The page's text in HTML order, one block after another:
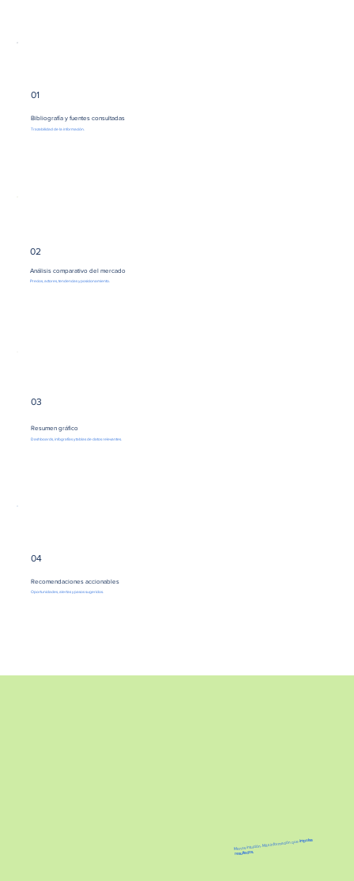
01
Bibliografía y fuentes consultadas
Trazabilidad de la información.
02
Análisis comparativo del mercado
Precios, actores, tendencias y posicionamiento.
03
Resumen gráfico
Dashboards, infografías y tablas de datos relevantes.
04
Recomendaciones accionables
Oportunidades, alertas y pasos sugeridos.
Menos intuición. Más información queimpulsa
resultados.